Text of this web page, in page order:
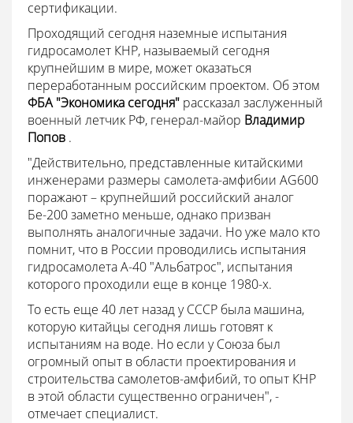
сертификации.
Проходящий сегодня наземные испытания
гидросамолет КНР, называемый сегодня
крупнейшим в мире, может оказаться
переработанным российским проектом. Об этом
ФБА "Экономика сегодня" рассказал заслуженный
военный летчик РФ, генерал-майор Владимир
Попов .
"Действительно, представленные китайскими
инженерами размеры самолета-амфибии AG600
поражают – крупнейший российский аналог
Бе-200 заметно меньше, однако призван
выполнять аналогичные задачи. Но уже мало кто
помнит, что в России проводились испытания
гидросамолета А-40 "Альбатрос", испытания
которого проходили еще в конце 1980-х.
То есть еще 40 лет назад у СССР была машина,
которую китайцы сегодня лишь готовят к
испытаниям на воде. Но если у Союза был
огромный опыт в области проектирования и
строительства самолетов-амфибий, то опыт КНР
в этой области существенно ограничен", -
отмечает специалист.